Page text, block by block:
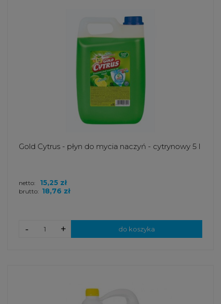
Gold Cytrus - płyn do mycia naczyń - cytrynowy 5 l
brutto: 18,76 zł
netto: 15,25 zł
+
- do koszyka